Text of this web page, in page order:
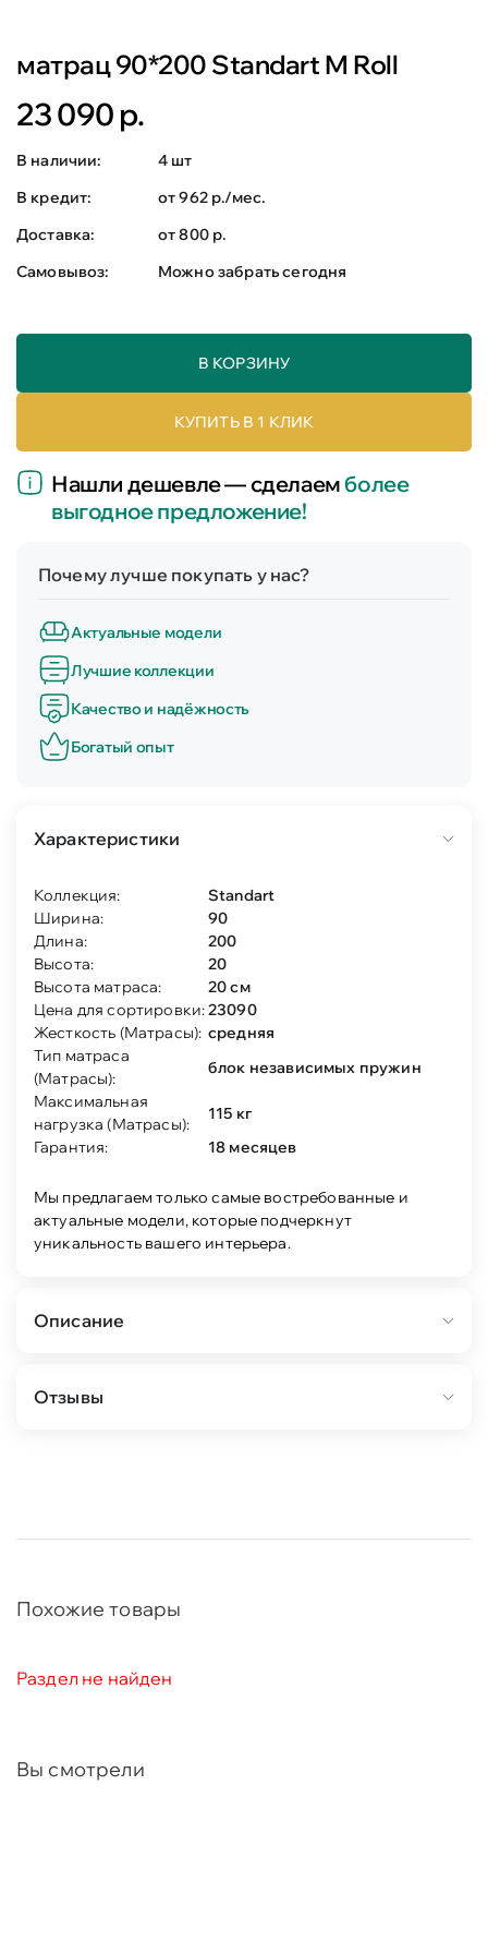
матрац 90*200 Standart M Roll
23 090 р.
В наличии:
4 шт
В кредит:
от 962 р./мес.
Доставка:
от 800 р.
Самовывоз:
Можно забрать сегодня
В КОРЗИНУ
КУПИТЬ В 1 КЛИК
Нашли дешевле — сделаемболее
выгодное предложение!
Почему лучше покупать у нас?
Актуальные модели
Лучшие коллекции
Качество и надёжность
Богатый опыт
Характеристики
Коллекция:
Standart
Ширина:
90
Длина:
200
Высота:
20
Высота матраса:
20 см
Цена для сортировки:23090
Жесткость (Матрасы): средняя
Тип матраса
(Матрасы):
блок независимых пружин
Максимальная
нагрузка (Матрасы):
115 кг
Гарантия:
18 месяцев
Мы предлагаем только самые востребованные и
актуальные модели, которые подчеркнут
уникальность вашего интерьера.
Описание
независимых пружин подарит вам здоровый и
Надежная поддержка всего тела
истирания
Отзывы
Похожие товары
Раздел не найден
Вы смотрели